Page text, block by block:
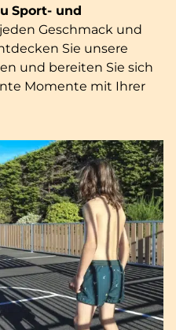
Sport- und
Geschmack und
Sie unsere
und bereiten Sie sich
Momente mit Ihrer